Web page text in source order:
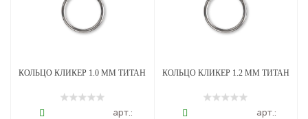
КОЛЬЦО КЛИКЕР 1.0 ММ ТИТАН
арт.:
КОЛЬЦО КЛИКЕР 1.2 ММ ТИТАН
арт.: